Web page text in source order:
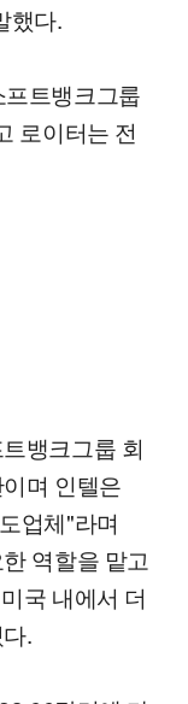
했다.
트뱅크그룹
로이터는 전
뱅크그룹 회
며 인텔은
업체"라며
역할을 맡고
국 내에서 더
.